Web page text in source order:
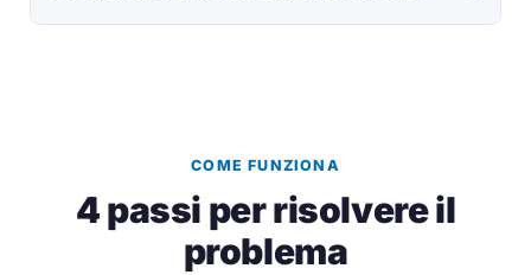
COME FUNZIONA
4 passi per risolvere il
problema